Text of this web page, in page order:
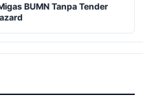
BUMN Tanpa Tender